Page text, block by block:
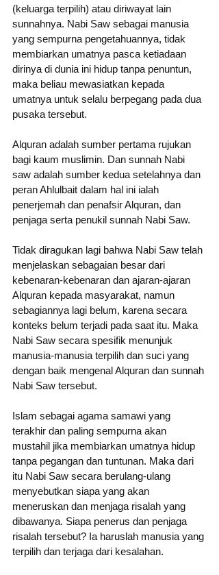
(keluarga terpilih) atau diriwayat lain
sunnahnya. Nabi Saw sebagai manusia
yang sempurna pengetahuannya, tidak
membiarkan umatnya pasca ketiadaan
dirinya di dunia ini hidup tanpa penuntun,
maka beliau mewasiatkan kepada
umatnya untuk selalu berpegang pada dua
pusaka tersebut.
Alquran adalah sumber pertama rujukan
bagi kaum muslimin. Dan sunnah Nabi
saw adalah sumber kedua setelahnya dan
peran Ahlulbait dalam hal ini ialah
penerjemah dan penafsir Alquran, dan
penjaga serta penukil sunnah Nabi Saw.
Tidak diragukan lagi bahwa Nabi Saw telah
menjelaskan sebagaian besar dari
kebenaran-kebenaran dan ajaran-ajaran
Alquran kepada masyarakat, namun
sebagiannya lagi belum, karena secara
konteks belum terjadi pada saat itu. Maka
Nabi Saw secara spesifik menunjuk
manusia-manusia terpilih dan suci yang
dengan baik mengenal Alquran dan sunnah
Nabi Saw tersebut.
Islam sebagai agama samawi yang
terakhir dan paling sempurna akan
mustahil jika membiarkan umatnya hidup
tanpa pegangan dan tuntunan. Maka dari
itu Nabi Saw secara berulang-ulang
menyebutkan siapa yang akan
meneruskan dan menjaga risalah yang
dibawanya. Siapa penerus dan penjaga
risalah tersebut? Ia haruslah manusia yang
terpilih dan terjaga dari kesalahan.